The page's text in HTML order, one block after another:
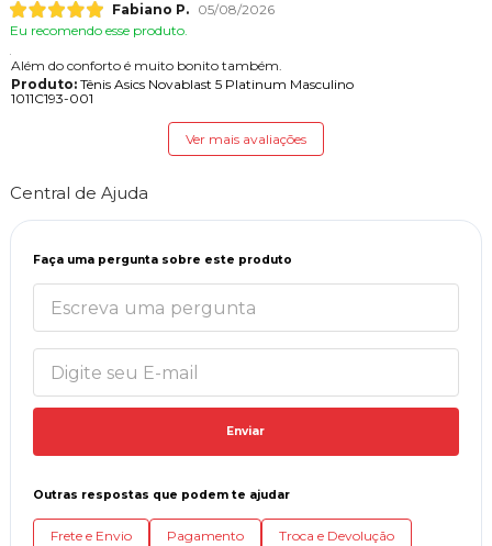
Fabiano P.
05/08/2026
Eu recomendo esse produto.
Além do conforto é muito bonito também.
Produto:Tênis Asics Novablast 5 Platinum Masculino
1011C193-001
Ver mais avaliações
Central de Ajuda
Faça uma pergunta sobre este produto
Enviar
Outras respostas que podem te ajudar
Frete e Envio Pagamento Troca e Devolução